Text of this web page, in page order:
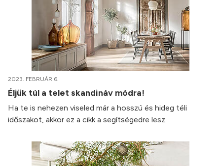
2023. FEBRUÁR 6.
Éljük túl a telet skandináv módra!
Ha te is nehezen viseled már a hosszú és hideg téli
időszakot, akkor ez a cikk a segítségedre lesz.